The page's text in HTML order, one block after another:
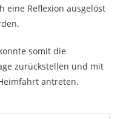
eine Reflexion ausgelöst
somit die
zurückstellen und mit
antreten.